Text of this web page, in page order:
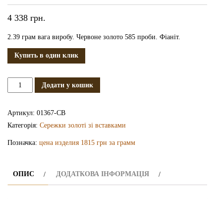
4 338 грн.
2.39 грам вага виробу. Червоне золото 585 проби. Фіаніт.
Купить в один клик
Сережки
кількість
Додати у кошик
Артикул: 01367-СВ
Категорія: Сережки золоті зі вставками
Позначка: цена изделия 1815 грн за грамм
ОПИС ДОДАТКОВА ІНФОРМАЦІЯ